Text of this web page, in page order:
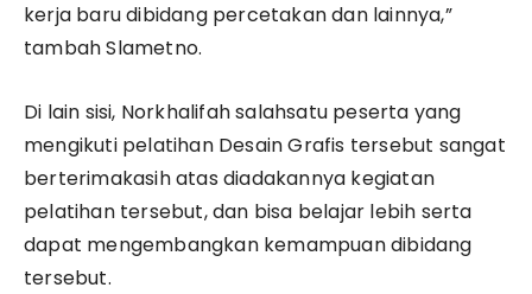
kerja baru dibidang percetakan dan lainnya,”
tambah Slametno.
Di lain sisi, Norkhalifah salahsatu peserta yang
mengikuti pelatihan Desain Grafis tersebut sangat
berterimakasih atas diadakannya kegiatan
pelatihan tersebut, dan bisa belajar lebih serta
dapat mengembangkan kemampuan dibidang
tersebut.